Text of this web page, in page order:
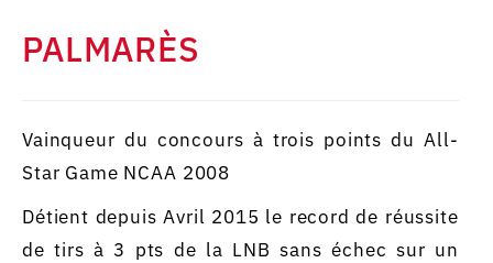
PALMARÈS
Vainqueur du concours à trois points du All-
Star Game NCAA 2008
Détient depuis Avril 2015 le record de réussite
de tirs à 3 pts de la LNB sans échec sur un